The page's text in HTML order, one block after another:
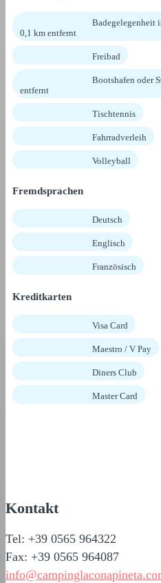
Badegelegenheit
0,1 km entfernt
Freibad
Bootshafen oder
entfernt
Tischtennis
Fahrradverleih
Volleyball
Fremdsprachen
Deutsch
Englisch
Französisch
Kreditkarten
Visa Card
Maestro / V Pay
Diners Club
Master Card
Kontakt
Tel: +39 0565 964322
Fax: +39 0565 964087